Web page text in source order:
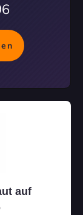
auf